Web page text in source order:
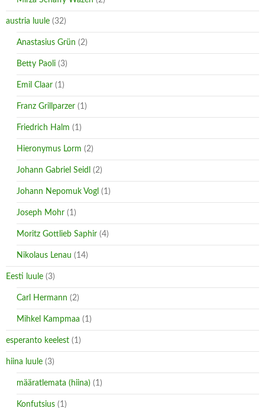
n
d
o
)
i
n
d
w
)
austria luule (32)
Anastasius Grün (2)
Betty Paoli (3)
Emil Claar (1)
Franz Grillparzer (1)
Friedrich Halm (1)
Hieronymus Lorm (2)
Johann Gabriel Seidl (2)
Johann Nepomuk Vogl (1)
Joseph Mohr (1)
Moritz Gottlieb Saphir (4)
Nikolaus Lenau (14)
Eesti luule (3)
Carl Hermann (2)
Mihkel Kampmaa (1)
esperanto keelest (1)
hiina luule (3)
määratlemata (hiina) (1)
Konfutsius (1)